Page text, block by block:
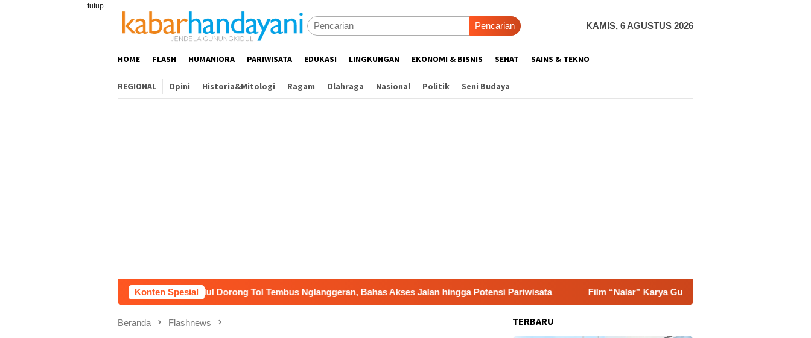
tutup
Pencarian KAMIS, 6 AGUSTUS 2026
HOME FLASH HUMANIORA PARIWISATA EDUKASI LINGKUNGAN EKONOMI & BISNIS SEHAT SAINS & TEKNO
REGIONAL Opini Historia&Mitologi Ragam Olahraga Nasional Politik Seni Budaya
Konten Spesial
Pemkab Gunungkidul Dorong Tol Tembus Nglanggeran, Bahas Akses Jalan hingga Potensi Pariwisata Film “Nalar” Karya Guru SD Raih Juara 1 Lomba Video Literasi
Beranda Flashnews TERBARU